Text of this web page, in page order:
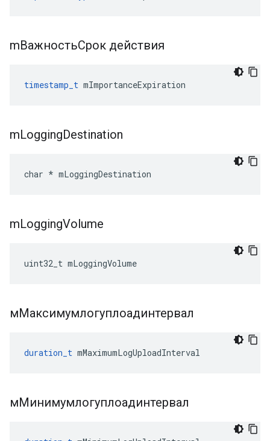
mВажностьСрок действия
timestamp_t mImportanceExpiration
mLoggingDestination
char * mLoggingDestination
mLoggingVolume
uint32_t mLoggingVolume
мМаксимумлогуплоадинтервал
duration_t mMaximumLogUploadInterval
мМинимумлогуплоадинтервал